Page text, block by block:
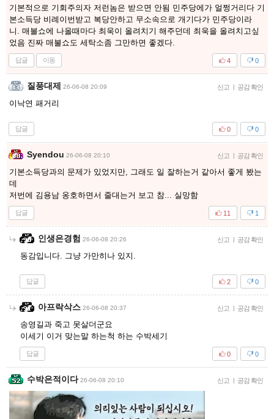
기본적으로 기회주의자 저런놈은 받으면 안됨 민주당에가 얼쩡거리다 기
본소득당 비례이번받고 복당안하고 무소속으로 개기다가 민주당이라
니. 매불쇼에 나올때마다 최욱이 올려치기 해주던데 최욱을 올려치고싶
었음 진짜 매불쇼도 세탁소좀 그만하면 좋겠다.
답글 이동 0
4
질풍대제 26-06-08 20:09 신고 | 공감 확인
이낙연 패거리
답글 0
0
Syendou 26-06-08 20:10 신고 | 공감 확인
기본소득당과의 문제가 있었지만, 그래도 일 잘하는거 같아서 좋게 봤는
데
저번에 김용남 옹호하면서 줄대는거 보고 참... 실망함
답글 1
11
인생은경험 26-06-08 20:26 신고 | 공감 확인
동감입니다. 그냥 가만히나 있지.
답글 0
2
아프락삭스 26-06-08 20:37 신고 | 공감 확인
송영길과 죽고 못살더군요
이세기 이거 맞는말 하는척 하는 수박세기
답글 0
0
수박은적이다 26-06-08 20:10 신고 | 공감 확인